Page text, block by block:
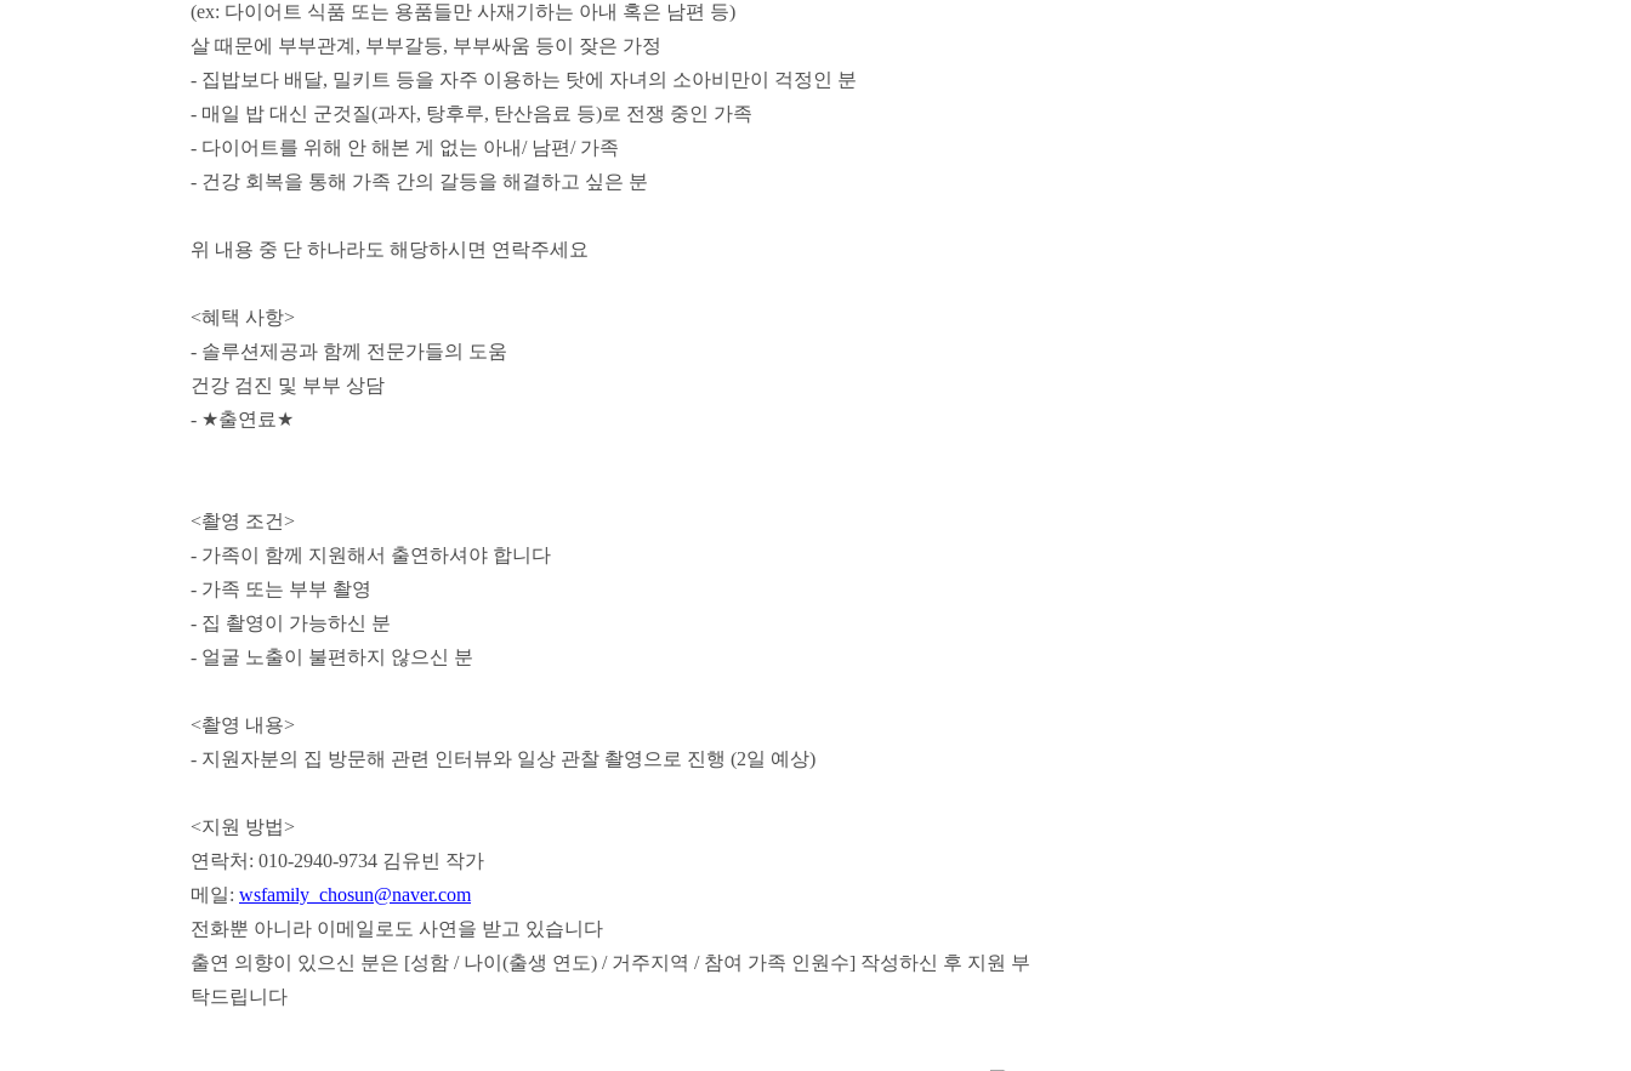
(ex: 다이어트 식품 또는 용품들만 사재기하는 아내 혹은 남편 등)
살 때문에 부부관계 , 부부갈등, 부부싸움 등이 잦은 가정
- 집밥보다 배달, 밀키트 등을 자주 이용하는 탓에 자녀의 소아비만이 걱정인 분
- 매일 밥 대신 군것질(과자, 탕후루, 탄산음료 등)로 전쟁 중인 가족
- 다이어트를 위해 안 해본 게 없는 아내/ 남편/ 가족
- 건강 회복을 통해 가족 간의 갈등을 해결하고 싶은 분
위 내용 중 단 하나라도 해당하시면 연락주세요
<혜택 사항>
- 솔루션제공과 함께 전문가들의 도움
건강 검진 및 부부 상담
- ★출연료★
<촬영 조건>
- 가족이 함께 지원해서 출연하셔야 합니다
- 가족 또는 부부 촬영
- 집 촬영이 가능하신 분
- 얼굴 노출이 불편하지 않으신 분
<촬영 내용>
- 지원자분의 집 방문해 관련 인터뷰와 일상 관찰 촬영으로 진행 (2일 예상)
<지원 방법>
연락처 : 010-2940-9734 김유빈 작가
메일: wsfamily_chosun@naver.com
전화뿐 아니라 이메일로도 사연을 받고 있습니다
출연 의향이 있으신 분은 [성함 / 나이 (출생 연도) / 거주지역 / 참여 가족 인원수] 작성하신 후 지원 부
탁드립니다